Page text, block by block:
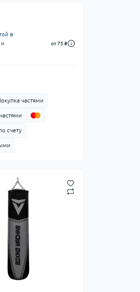
в
от 75 ₴
частями
счету